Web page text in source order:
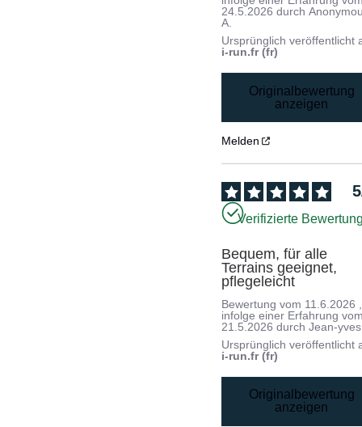
24.5.2026 durch
A.
Ursprünglich veröffentlicht
i-run.fr (fr)
Originalbewertung
anzeigen
Melden
5
Verifizierte
Bequem, für alle
Terrains geeignet,
pflegeleicht
Bewertung vom 11.6.2026
infolge einer Erfahrung
21.5.2026 durchJean-
Ursprünglich veröffentlicht
i-run.fr (fr)
Originalbewertung
anzeigen